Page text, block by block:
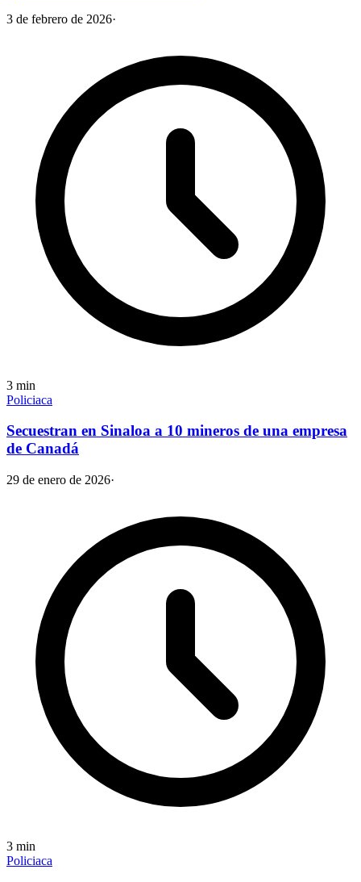
3 de febrero de 2026·
3 min
Policiaca
Secuestran en Sinaloa a 10 mineros de una empresa
de Canadá
29 de enero de 2026·
3 min
Policiaca